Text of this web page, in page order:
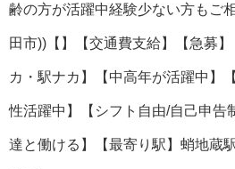
齢の方が活躍中経験少ない方もご
田市))【】【交通費支給】【急募
カ・駅ナカ】【中高年が活躍中】
性活躍中】【シフト自由/自己申告
達と働ける】【最寄り駅】蛸地蔵